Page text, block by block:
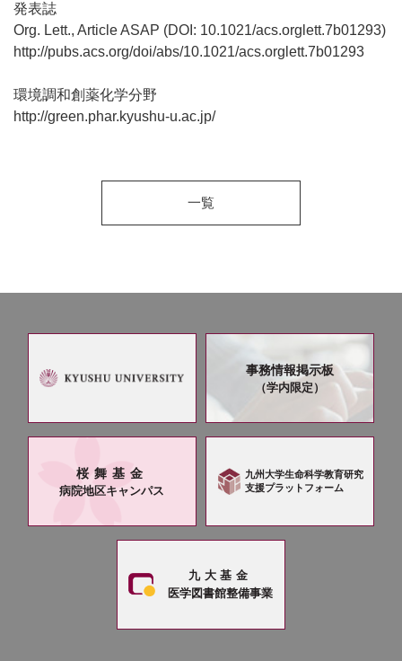
発表誌
Org. Lett., Article ASAP (DOI: 10.1021/acs.orglett.7b01293)
http://pubs.acs.org/doi/abs/10.1021/acs.orglett.7b01293
環境調和創薬化学分野
http://green.phar.kyushu-u.ac.jp/
一覧
事務情報掲示板
（学内限定）
桜舞基金
病院地区キャンパス
九州大学生命科学教育研究
支援プラットフォーム
九大基金
医学図書館整備事業